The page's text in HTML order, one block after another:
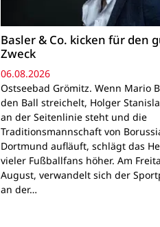
Basler & Co. kicken für den
Zweck
06.08.2026
Ostseebad Grömitz. Wenn Mario
den Ball streichelt, Holger
an der Seitenlinie steht und die
Traditionsmannschaft von
Dortmund aufläuft, schlägt das
vieler Fußballfans höher. Am
August, verwandelt sich der
an der…